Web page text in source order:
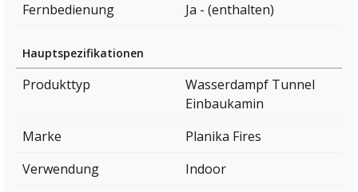
Fernbedienung
Ja - (enthalten)
Hauptspezifikationen
Produkttyp
Wasserdampf Tunnel
Einbaukamin
Marke
Planika Fires
Verwendung
Indoor